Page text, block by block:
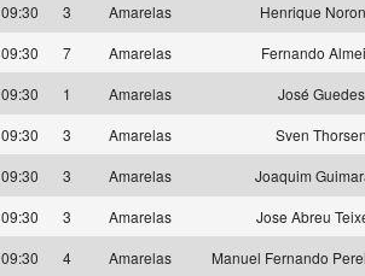
09:30
3 Amarelas
Henrique
09:30
7 Amarelas
Fernando
09:30
1 Amarelas
José Guedes
09:30
3 Amarelas
Sven
09:30
3 Amarelas
Joaquim
09:30
3 Amarelas
Jose Abreu
09:30
4 Amarelas
Manuel Fernando